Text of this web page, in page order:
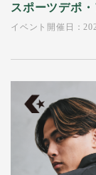
スポーツデポ
イベント開催日：